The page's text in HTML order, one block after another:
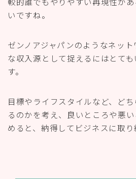
いですね。
ゼンノアジャパンのようなネッ
な収入源として捉えるにはとて
す。
目標やライフスタイルなど、ど
るのかを考え、良いところや悪
めると、納得してビジネスに取り